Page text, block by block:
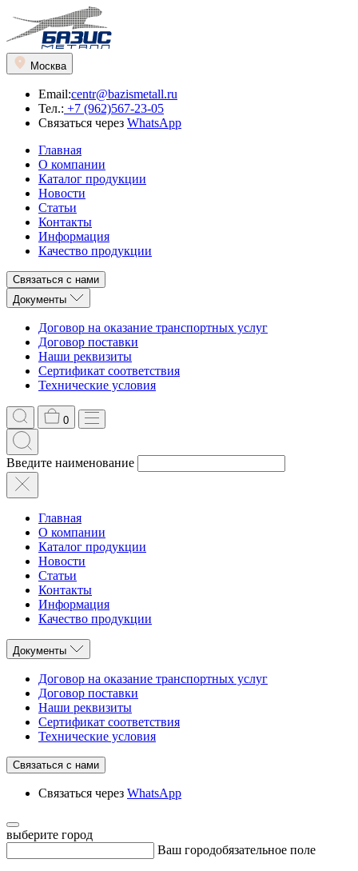
Москва
Email:centr@bazismetall.ru
Тел.: +7 (962)567-23-05
Связаться через WhatsApp
Главная
О компании
Каталог продукции
Новости
Статьи
Контакты
Информация
Качество продукции
Связаться с нами
Документы
Договор на оказание транспортных услуг
Договор поставки
Наши реквизиты
Сертификат соответствия
Технические условия
0
Введите наименование
Главная
О компании
Каталог продукции
Новости
Статьи
Контакты
Информация
Качество продукции
Документы
Договор на оказание транспортных услуг
Договор поставки
Наши реквизиты
Сертификат соответствия
Технические условия
Связаться с нами
Связаться через WhatsApp
выберите город
Ваш городобязательное поле